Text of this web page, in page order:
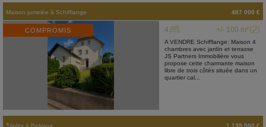
Maison jumelée à Schifflange 487 000 €
COMPROMIS +/- 100 m²
4
A VENDRE Schifflange: Maison 4
chambres avec jardin et terrasse
JS Partners Immobilière vous
propose cette charmante maison
libre de trois côtés située dans un
quartier cal...
Triplex à Belvaux 1 139 000 €